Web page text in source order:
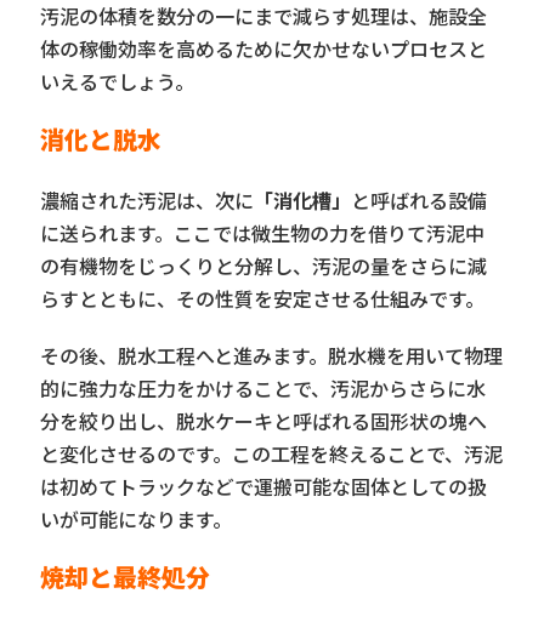
汚泥の体積を数分の一にまで減らす処理は、施設全
体の稼働効率を高めるために欠かせないプロセスと
いえるでしょう。
消化と脱水
濃縮された汚泥は、次に 「消化槽」 と呼ばれる設備
に送られます。ここでは微生物の力を借りて汚泥中
の有機物をじっくりと分解し、汚泥の量をさらに減
らすとともに、その性質を安定させる仕組みです。
その後、脱水工程へと進みます。脱水機を用いて物理
的に強力な圧力をかけることで、汚泥からさらに水
分を絞り出し、脱水ケーキと呼ばれる固形状の塊へ
と変化させるのです。この工程を終えることで、汚泥
は初めてトラックなどで運搬可能な固体としての扱
いが可能になります。
焼却と最終処分